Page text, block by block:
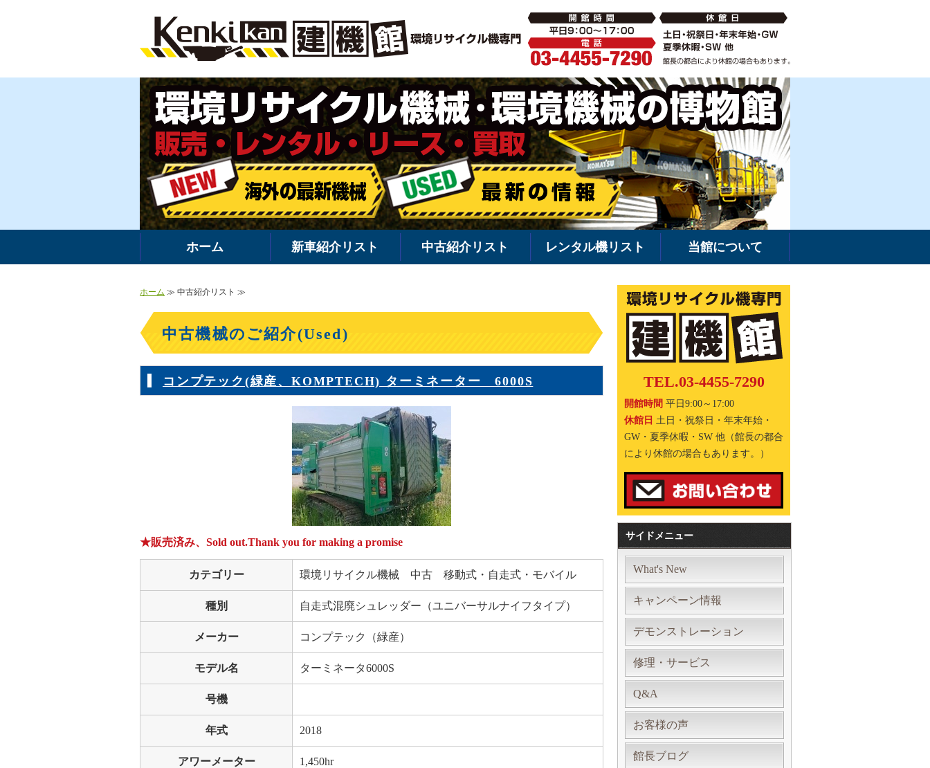
ホーム 新車紹介リスト 中古紹介リスト レンタル機リスト 当館について
ホーム ≫ 中古紹介リスト ≫
中古機械のご紹介(Used)
コンプテック(緑産、KOMPTECH) ターミネーター 6000S
★販売済み、Sold out.Thank you for making a promise
カテゴリー 環境リサイクル機械 中古 移動式・自走式・モバイル
種別 自走式混廃シュレッダー（ユニバーサルナイフタイプ）
メーカー コンプテック（緑産）
モデル名 ターミネータ6000S
号機
年式 2018
アワーメーター 1,450hr
TEL.03-4455-7290
開館時間 平日9:00～17:00
休館日 土日・祝祭日・年末年始・
GW・夏季休暇・SW 他（館長の都合
により休館の場合もあります。）
サイドメニュー
What's New
キャンペーン情報
デモンストレーション
修理・サービス
Q&A
お客様の声
館長ブログ